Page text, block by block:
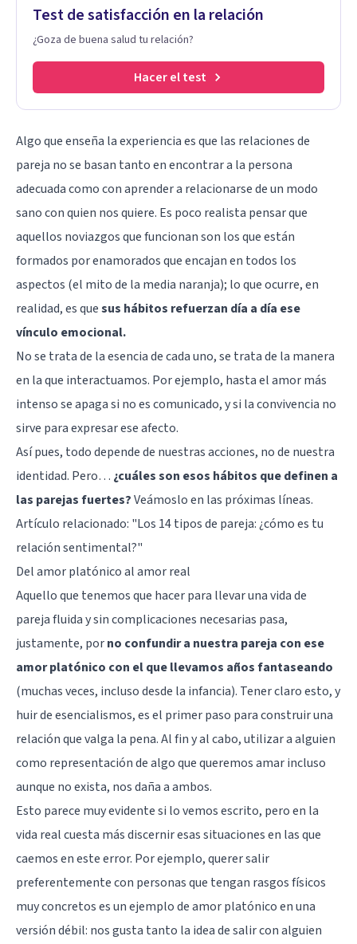
Test de satisfacción en la relación
¿Goza de buena salud tu relación?
Hacer el test
Algo que enseña la experiencia es que las relaciones de
pareja no se basan tanto en encontrar a la persona
adecuada como con aprender a relacionarse de un modo
sano con quien nos quiere. Es poco realista pensar que
aquellos noviazgos que funcionan son los que están
formados por enamorados que encajan en todos los
aspectos (el mito de la media naranja); lo que ocurre, en
realidad, es quesus hábitos refuerzan día a día ese
vínculo emocional.
No se trata de la esencia de cada uno, se trata de la manera
en la que interactuamos. Por ejemplo, hasta el amor más
intenso se apaga si no es comunicado, y si la convivencia no
sirve para expresar ese afecto.
Así pues, todo depende de nuestras acciones, no de nuestra
identidad. Pero… ¿cuáles son esos hábitos que definen a
las parejas fuertes?Veámoslo en las próximas líneas.
Artículo relacionado: "Los 14 tipos de pareja: ¿cómo es tu
relación sentimental?"
Del amor platónico al amor real
Aquello que tenemos que hacer para llevar una vida de
pareja fluida y sin complicaciones necesarias pasa,
justamente, porno confundir a nuestra pareja con ese
amor platónico con el que llevamos años fantaseando
(muchas veces, incluso desde la infancia). Tener claro esto, y
huir de esencialismos, es el primer paso para construir una
relación que valga la pena. Al fin y al cabo, utilizar a alguien
como representación de algo que queremos amar incluso
aunque no exista, nos daña a ambos.
Esto parece muy evidente si lo vemos escrito, pero en la
vida real cuesta más discernir esas situaciones en las que
caemos en este error. Por ejemplo, querer salir
preferentemente con personas que tengan rasgos físicos
muy concretos es un ejemplo de amor platónico en una
versión débil: nos gusta tanto la idea de salir con alguien